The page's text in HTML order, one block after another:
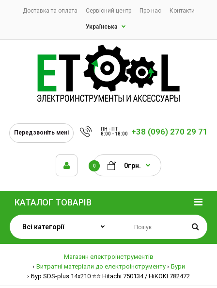
Доставка та оплата Сервісний центр Про нас Контакти
Українська
Передзвоніть мені
ПН - ПТ
8:00 - 18:00
+38 (096) 270 29 71
0 0грн.
КАТАЛОГ ТОВАРІВ
Магазин електроінструментів
Витратні матеріали до електроінструменту
Бури
Бур SDS-plus 14х210 ⭐️⭐️ Hitachi 750134 / HiKOKI 782472